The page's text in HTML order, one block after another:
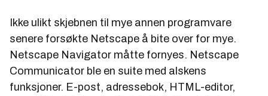
Ikke ulikt skjebnen til mye annen programvare
senere forsøkte Netscape å bite over for mye.
Netscape Navigator måtte fornyes. Netscape
Communicator ble en suite med alskens
funksjoner. E-post, adressebok, HTML-editor,